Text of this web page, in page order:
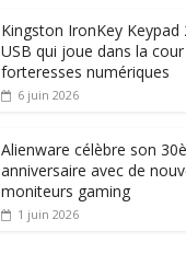
Kingston IronKey Keypad
USB qui joue dans la
forteresses numériques
6 juin 2026
Alienware célèbre son
anniversaire avec de
moniteurs gaming
1 juin 2026